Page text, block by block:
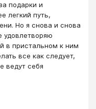
подарки и
легкий путь,
Но я снова и снова
удовлетворяю
в пристальном к ним
все как следует,
ведут себя